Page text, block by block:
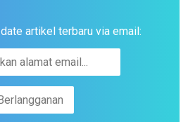
artikel terbaru via email: